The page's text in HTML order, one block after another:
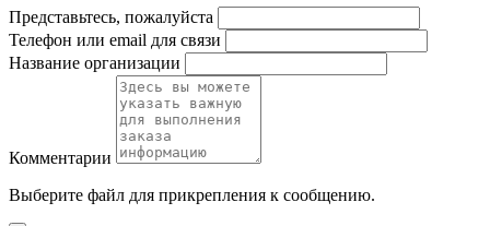
Представьтесь, пожалуйста
Телефон или email для связи
Название организации
Комментарии
Выберите файл для прикрепления к сообщению.